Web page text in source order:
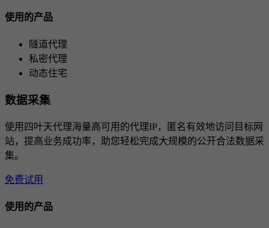
使用的产品
隧道代理
私密代理
动态住宅
数据采集
使用四叶天代理海量高可用的代理IP，匿名有效地访问目标网
站，提高业务成功率，助您轻松完成大规模的公开合法数据采
集。
免费试用
使用的产品